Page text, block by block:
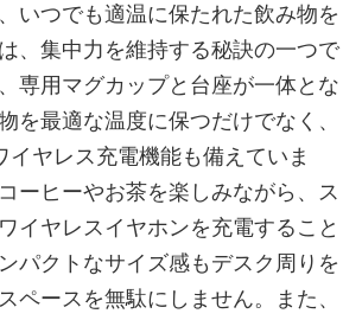
いつでも適温に保たれた飲み物を
、集中力を維持する秘訣の一つで
専用マグカップと台座が一体とな
を最適な温度に保つだけでなく、
イヤレス充電機能も備えていま
ーヒーやお茶を楽しみながら、ス
イヤレスイヤホンを充電すること
パクトなサイズ感もデスク周りを
ペースを無駄にしません。また、